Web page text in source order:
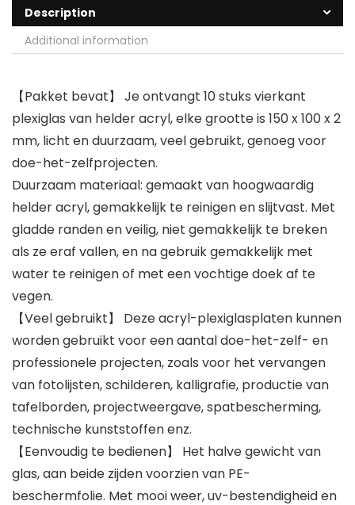
Description
Additional information
【Pakket bevat】 Je ontvangt 10 stuks vierkant
plexiglas van helder acryl, elke grootte is 150 x 100 x 2
mm, licht en duurzaam, veel gebruikt, genoeg voor
doe-het-zelfprojecten.
Duurzaam materiaal: gemaakt van hoogwaardig
helder acryl, gemakkelijk te reinigen en slijtvast. Met
gladde randen en veilig, niet gemakkelijk te breken
als ze eraf vallen, en na gebruik gemakkelijk met
water te reinigen of met een vochtige doek af te
vegen.
【Veel gebruikt】 Deze acryl-plexiglasplaten kunnen
worden gebruikt voor een aantal doe-het-zelf- en
professionele projecten, zoals voor het vervangen
van fotolijsten, schilderen, kalligrafie, productie van
tafelborden, projectweergave, spatbescherming,
technische kunststoffen enz.
【Eenvoudig te bedienen】 Het halve gewicht van
glas, aan beide zijden voorzien van PE-
beschermfolie. Met mooi weer, uv-bestendigheid en